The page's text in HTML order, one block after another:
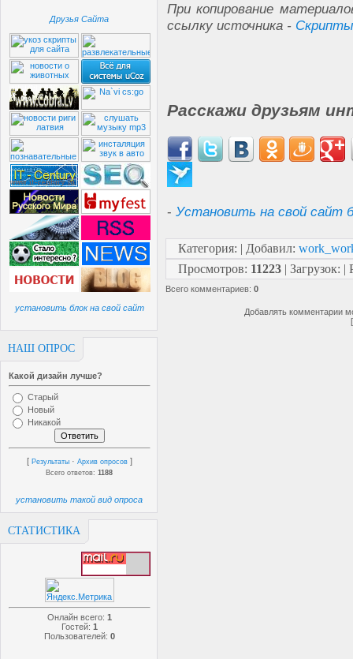
Друзья Сайта
установить блок на свой сайт
НАШ ОПРОС
Какой дизайн лучше?
Старый
Новый
Никакой
[ Результаты · Архив опросов ]
Всего ответов:1188
установить такой вид опроса
СТАТИСТИКА
Онлайн всего: 1
Гостей: 1
Пользователей: 0
При копирование
ссылку источника -
Расскажи друзьям
- Установить на свой сайт
Категория: | Добавил:
Просмотров: 11223 | Загрузок: |
Всего комментариев: 0
Добавлять комментарии